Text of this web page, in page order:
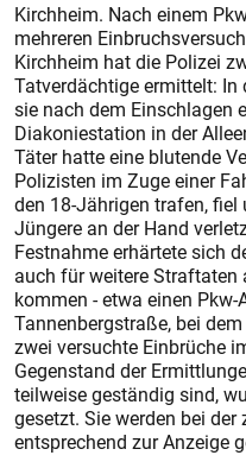
Kirchheim. Nach einem
mehreren
Kirchheim hat die Polizei
Tatverdächtige ermittelt:
sie nach dem Einschlagen
Diakoniestation in der
Täter hatte eine blutende
Polizisten im Zuge einer
den 18-Jährigen trafen,
Jüngere an der Hand
Festnahme erhärtete sich
auch für weitere
kommen - etwa einen
Tannenbergstraße, bei
zwei versuchte Einbrüche
Gegenstand der
teilweise geständig sind,
gesetzt. Sie werden bei
entsprechend zur Anzeige